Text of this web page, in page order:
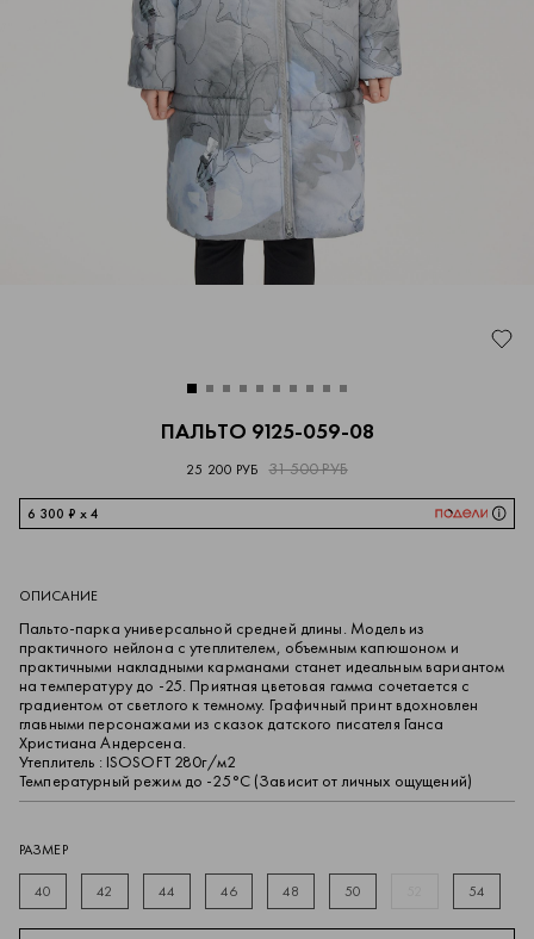
ПАЛЬТО 9125-059-08
25 200 РУБ 31 500 РУБ
6 300 ₽ x 4
ОПИСАНИЕ
Пальто-парка универсальной средней длины. Модель из
практичного нейлона с утеплителем, объемным капюшоном и
практичными накладными карманами станет идеальным вариантом
на температуру до -25. Приятная цветовая гамма сочетается с
градиентом от светлого к темному. Графичный принт вдохновлен
главными персонажами из сказок датского писателя Ганса
Христиана Андерсена.
Утеплитель : ISOSOFT 280г/м2
Температурный режим до -25°C (Зависит от личных ощущений)
РАЗМЕР
40 42 44 46 48 50 54